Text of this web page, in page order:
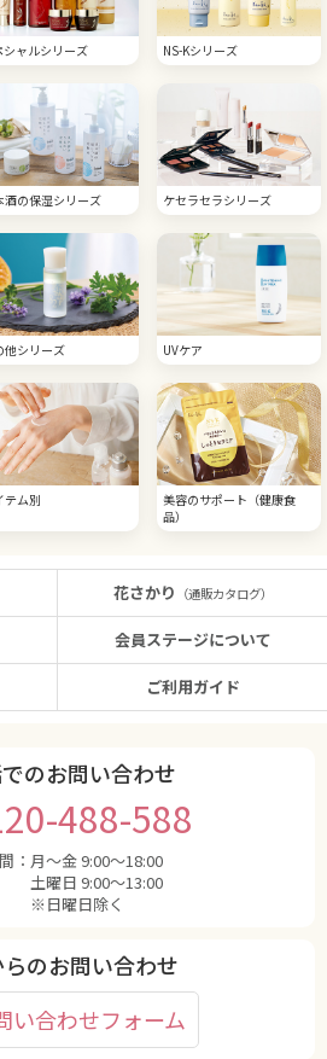
シャルシリーズ NS-Kシリーズ
酒の保湿シリーズ ケセラセラシリーズ
他シリーズ UVケア
テム別
美容のサポート（健康食
品）
花さかり （通販カタログ）
会員ステージについて
ご利用ガイド
のお問い合わせ
488-588
： 月〜金 9:00〜18:00
土曜日 9:00〜13:00
※日曜日除く
のお問い合わせ
い合わせフォーム